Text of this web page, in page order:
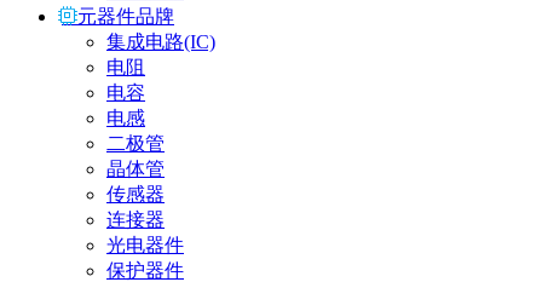
元器件品牌
集成电路(IC)
电阻
电容
电感
二极管
晶体管
传感器
连接器
光电器件
保护器件